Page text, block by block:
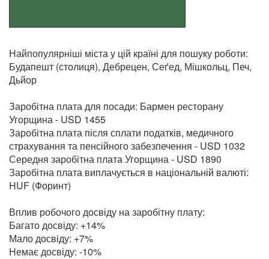
Найпопулярніші міста у цій країні для пошуку роботи:
Будапешт (столиця), Дебрецен, Сеґед, Мішкольц, Печ,
Дьйор
Заробітна плата для посади: Бармен ресторану
Угорщина - USD 1455
Заробітна плата після сплати податків, медичного
страхування та пенсійного забезпечення - USD 1032
Середня заробітна плата Угорщина - USD 1890
Заробітна плата виплачується в національній валюті:
HUF (Форинт)
Вплив робочого досвіду на заробітну плату:
Багато досвіду: +14%
Мало досвіду: +7%
Немає досвіду: -10%